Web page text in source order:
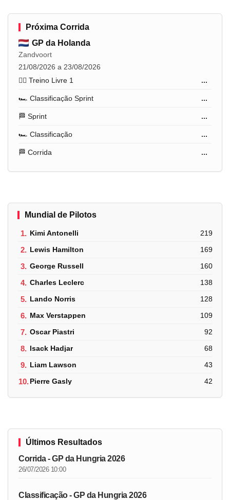
Próxima Corrida
GP da Holanda
Zandvoort
21/08/2026 a 23/08/2026
🏋️‍♂️ Treino Livre 1
...
🏎️ Classificação Sprint ...
🏁 Sprint ...
🏎️ Classificação ...
🏁 Corrida ...
Mundial de Pilotos
1. Kimi Antonelli 219
2. Lewis Hamilton 169
3. George Russell 160
4. Charles Leclerc 138
5. Lando Norris 128
6. Max Verstappen 109
7. Oscar Piastri 92
8. Isack Hadjar 68
9. Liam Lawson 43
10.Pierre Gasly 42
Últimos Resultados
Corrida - GP da Hungria 2026
26/07/2026 10:00
Classificação - GP da Hungria 2026